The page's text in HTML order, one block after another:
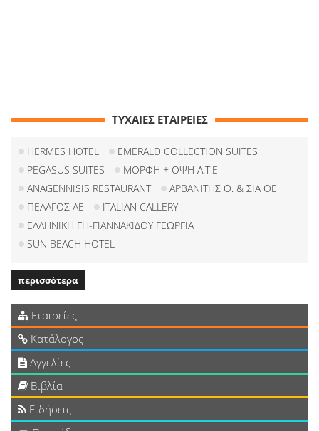
ΤΥΧΑΙΕΣ ΕΤΑΙΡΕΙΕΣ
HERMES HOTEL
EMERALD COLLECTION SUITES
PEGASUS SUITES
ΜΟΡΦΗ + ΟΨΗ Α.Τ.Ε
ANAGENNISIS RESTAURANT
ΑΡΒΑΝΙΤΗΣ Θ. & ΣΙΑ ΟΕ
ΠΕΛΑΓΟΣ ΑΕ
ITALIAN CALLERY
ΕΛΛΗΝΙΚΗ ΓΗ-ΓΙΑΝΝΑΚΙΔΟΥ ΓΕΩΡΓΙΑ
SUN BEACH HOTEL
περισσότερα
Εταιρείες
Κατάλογος
Αγγελίες
Βιβλία
Ειδήσεις